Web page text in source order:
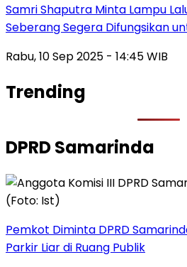
Samri Shaputra Minta Lampu
Seberang Segera Difungsikan
Rabu, 10 Sep 2025 - 14:45 WIB
Trending
DPRD Samarinda
Pemkot Diminta DPRD
Parkir Liar di Ruang Publik